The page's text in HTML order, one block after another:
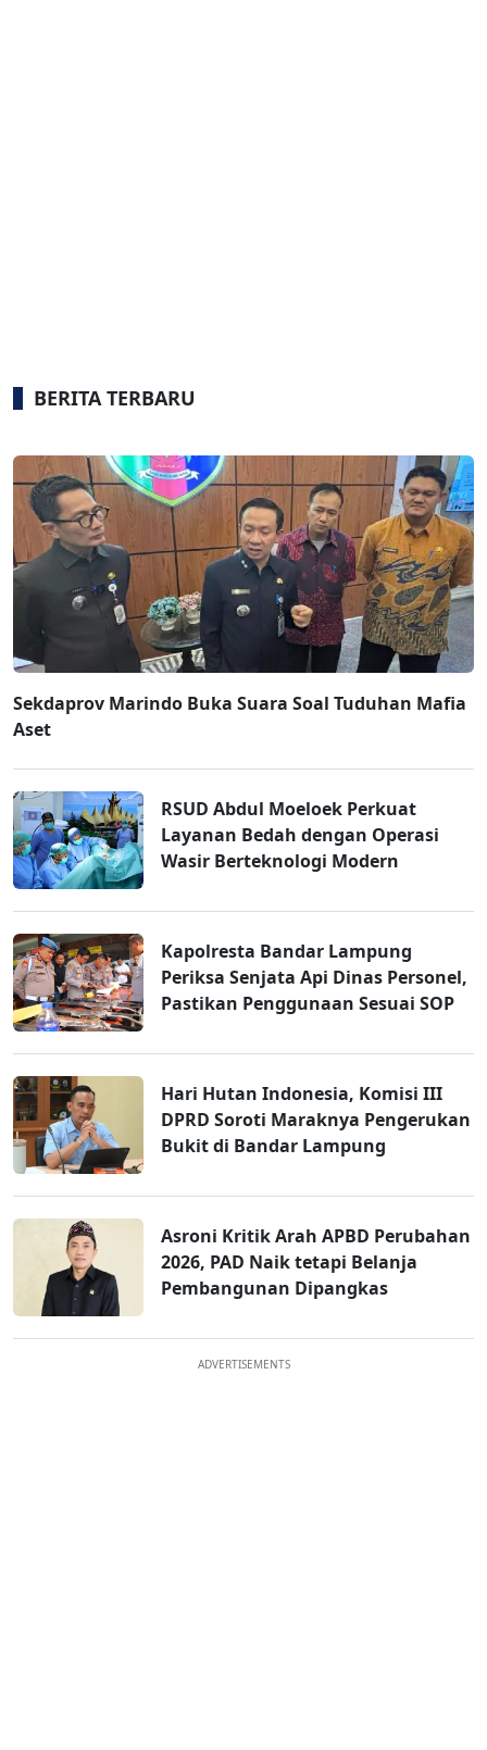
BERITA TERBARU
Sekdaprov Marindo Buka Suara Soal Tuduhan Mafia
Aset
RSUD Abdul Moeloek Perkuat
Layanan Bedah dengan Operasi
Wasir Berteknologi Modern
Kapolresta Bandar Lampung
Periksa Senjata Api Dinas Personel,
Pastikan Penggunaan Sesuai SOP
Hari Hutan Indonesia, Komisi III
DPRD Soroti Maraknya Pengerukan
Bukit di Bandar Lampung
Asroni Kritik Arah APBD Perubahan
2026, PAD Naik tetapi Belanja
Pembangunan Dipangkas
ADVERTISEMENTS